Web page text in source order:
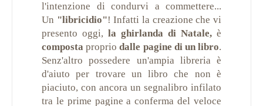
l'intenzione di condurvi a commettere...
Un "libricidio"! Infatti la creazione che vi
presento oggi, la ghirlanda di Natale, è
compostapropriodalle pagine di un libro.
Senz'altro possedere un'ampia libreria è
d'aiuto per trovare un libro che non è
piaciuto, con ancora un segnalibro infilato
tra le prime pagine a conferma del veloce